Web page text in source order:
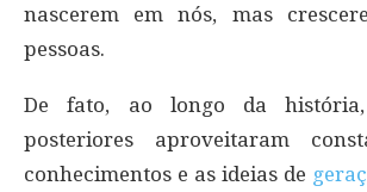
nascerem em nós, mas
pessoas.
De fato, ao longo da história,
posteriores aproveitaram
conhecimentos e as ideias de